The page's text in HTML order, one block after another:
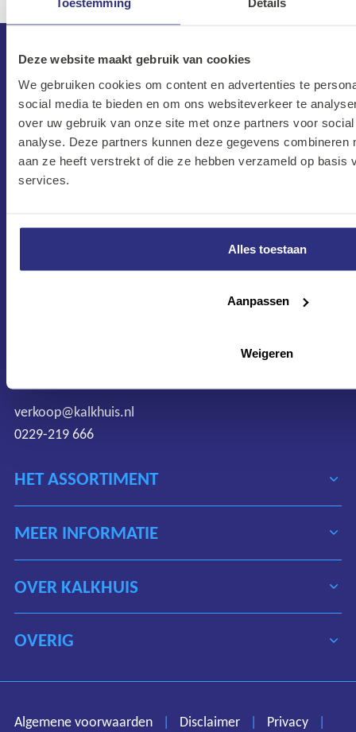
Deze website maakt gebruik van cookies
We gebruiken cookies om content en advertenties te
social media te bieden en om ons websiteverkeer te
over uw gebruik van onze site met onze partners voor
analyse. Deze partners kunnen deze gegevens combineren
aan ze heeft verstrekt of die ze hebben verzameld op basis
services.
Alles toestaan
Aanpassen
Weigeren
Disclaimer
Privacy
HET ASSORTIMENT
MEER INFORMATIE
OVER KALKHUIS
Maandag–Vrijdag
Zaterdag
verkoop@kalkhuis.nl
0229-219 666
OVERIG
Algemene voorwaarden | Disclaimer | Privacy
|